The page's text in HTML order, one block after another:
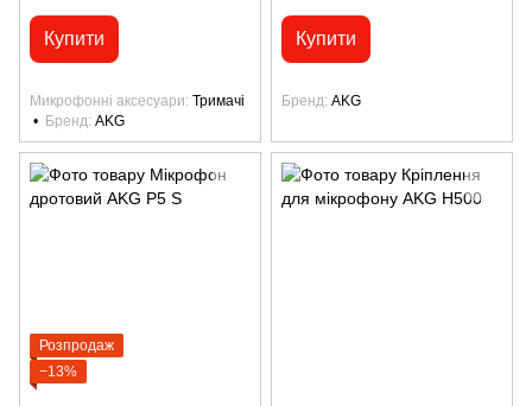
Купити
Микрофонні аксесуари Тримачі
Бренд AKG
Купити
Бренд AKG
Розпродаж
−13%